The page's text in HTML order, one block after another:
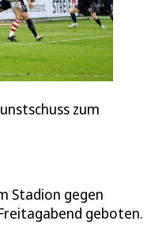
zum
Stadion gegen
geboten.